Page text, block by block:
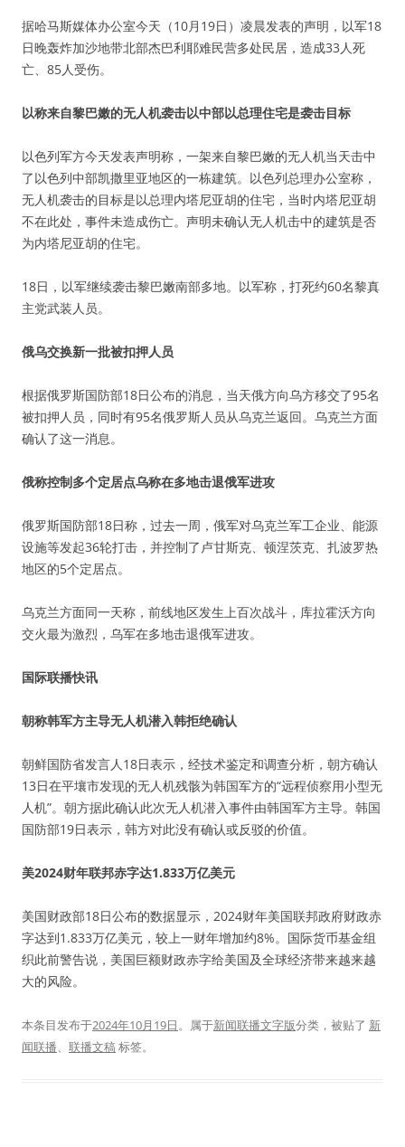
据哈马斯媒体办公室今天（10月19日）凌晨发表的声明，以军18
日晚轰炸加沙地带北部杰巴利耶难民营多处民居，造成33人死
亡、85人受伤。
以称来自黎巴嫩的无人机袭击以中部以总理住宅是袭击目标
以色列军方今天发表声明称，一架来自黎巴嫩的无人机当天击中
了以色列中部凯撒里亚地区的一栋建筑。以色列总理办公室称，
无人机袭击的目标是以总理内塔尼亚胡的住宅，当时内塔尼亚胡
不在此处，事件未造成伤亡。声明未确认无人机击中的建筑是否
为内塔尼亚胡的住宅。
18日，以军继续袭击黎巴嫩南部多地。以军称，打死约60名黎真
主党武装人员。
俄乌交换新一批被扣押人员
根据俄罗斯国防部18日公布的消息，当天俄方向乌方移交了95名
被扣押人员，同时有95名俄罗斯人员从乌克兰返回。乌克兰方面
确认了这一消息。
俄称控制多个定居点乌称在多地击退俄军进攻
俄罗斯国防部18日称，过去一周，俄军对乌克兰军工企业、能源
设施等发起36轮打击，并控制了卢甘斯克、顿涅茨克、扎波罗热
地区的5个定居点。
乌克兰方面同一天称，前线地区发生上百次战斗，库拉霍沃方向
交火最为激烈，乌军在多地击退俄军进攻。
国际联播快讯
朝称韩军方主导无人机潜入韩拒绝确认
朝鲜国防省发言人18日表示，经技术鉴定和调查分析，朝方确认
13日在平壤市发现的无人机残骸为韩国军方的“远程侦察用小型无
人机”。朝方据此确认此次无人机潜入事件由韩国军方主导。韩国
国防部19日表示，韩方对此没有确认或反驳的价值。
美2024财年联邦赤字达1.833万亿美元
美国财政部18日公布的数据显示，2024财年美国联邦政府财政赤
字达到1.833万亿美元，较上一财年增加约8%。国际货币基金组
织此前警告说，美国巨额财政赤字给美国及全球经济带来越来越
大的风险。
本条目发布于2024年10月19日。属于新闻联播文字版分类，被贴了 新
闻联播、 联播文稿标签。